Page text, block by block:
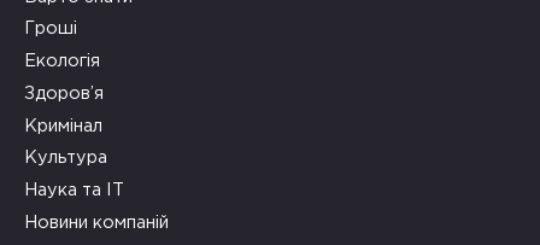
Гроші
Екологія
Здоров’я
Кримінал
Культура
Наука та ІТ
Новини компаній